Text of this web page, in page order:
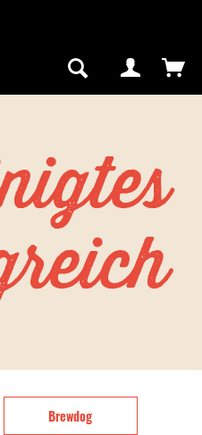
Brewdog